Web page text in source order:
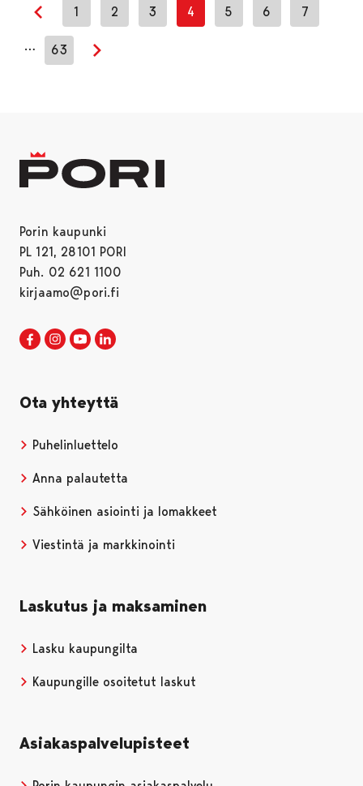
Edellinen sivu
1 2 3 4 5 6 7
… 63
Seuraava sivu
Porin kaupunki
PL 121, 28101 PORI
Puh. 02 621 1100
kirjaamo@pori.fi
Porin kaupunki Facebookissa
Avautuu uudessa välilehdessä
Porin kaupunki Instagramissa
Avautuu uudessa välilehdessä
Porin kaupunki Youtubessa
Avautuu uudessa välilehdessä
Ota yhteyttä
Puhelinluettelo
Anna palautetta
Sähköinen asiointi ja lomakkeet
Viestintä ja markkinointi
Laskutus ja maksaminen
Lasku kaupungilta
Kaupungille osoitetut laskut
Asiakaspalvelupisteet